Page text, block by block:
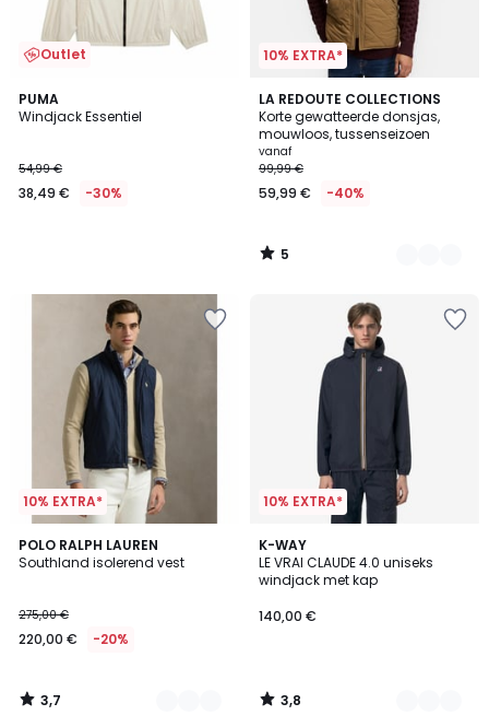
Outlet
PUMA
Windjack Essentiel
54,99 €
38,49 € -30%
10% EXTRA*
LA REDOUTE COLLECTIONS
Korte gewatteerde donsjas,
mouwloos, tussenseizoen
vanaf
99,99 €
59,99 € -40%
5
/
5
2
Kleuren
5
/
10% EXTRA*
POLO RALPH LAUREN
Southland isolerend vest
275,00 €
220,00 € -20%
3,7
/ 5
2
Kleuren
3,7
/
10% EXTRA*
K-WAY
LE VRAI CLAUDE 4.0 uniseks
windjack met kap
140,00 €
3,8
/ 5
11
Kleuren
3,8
/